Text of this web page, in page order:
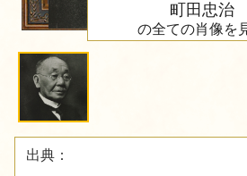
町田忠治
の全ての肖像を
出典：